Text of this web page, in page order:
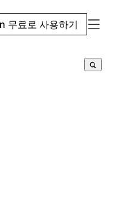
무료로 사용하기